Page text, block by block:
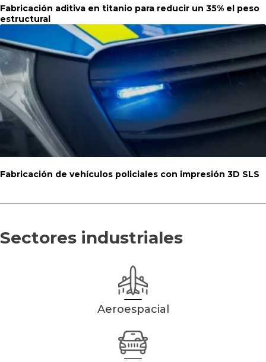
Fabricación aditiva en titanio para reducir un 35% el peso
estructural
Fabricación de vehículos policiales con impresión 3D SLS
Sectores industriales
Aeroespacial